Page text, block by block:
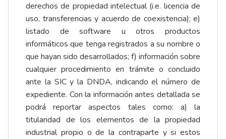
derechos de propiedad intelectual (i.e. licencia de
uso, transferencias y acuerdo de coexistencia); e)
listado de software u otros productos
informáticos que tenga registrados a su nombre o
que hayan sido desarrollados; f) información sobre
cualquier procedimiento en trámite o concluido
ante la SIC y la DNDA, indicando el número de
expediente. Con la información antes detallada se
podrá reportar aspectos tales como: a) la
titularidad de los elementos de la propiedad
industrial propio o de la contraparte y si estos